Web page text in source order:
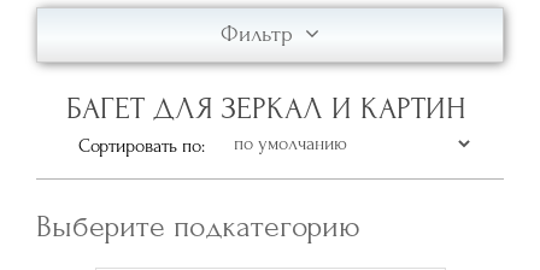
Фильтр
БАГЕТ ДЛЯ ЗЕРКАЛ И КАРТИН
Сортировать по:
Выберите подкатегорию